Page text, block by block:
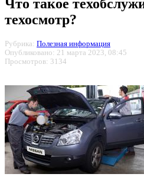
Что такое
техосмотр?
Рубрика: Полезная информация
Опубликовано: 21 марта 2023, 08:45
Просмотров: 3134